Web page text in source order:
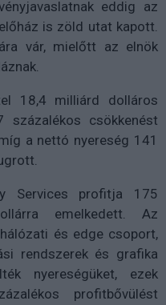
eddig az
is zöld utat kapott.
vár, mielőtt az elnök
18,4 milliárd dolláros
csökkenést
a nettó nyereség 141
Services profitja 175
emelkedett. Az
és edge csoport,
rendszerek és grafika
nyereségüket, ezek
profitbővülést